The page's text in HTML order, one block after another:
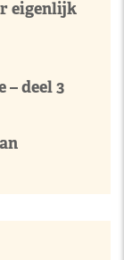
eigenlijk
– deel 3